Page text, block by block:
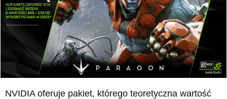
NVIDIA oferuje pakiet, którego teoretyczna wartość